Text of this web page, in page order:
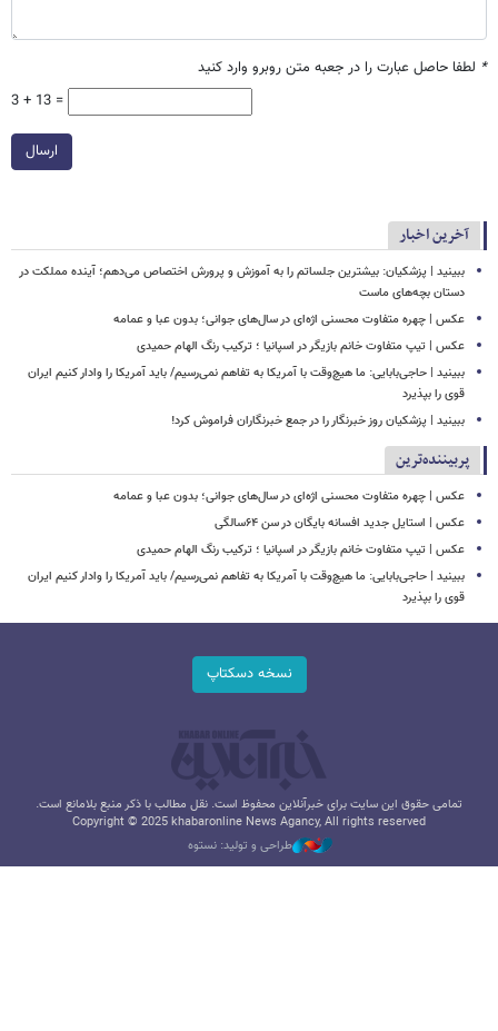
* لطفا حاصل عبارت را در جعبه متن روبرو وارد کنید
3 + 13 =
ارسال
آخرین اخبار
ببینید | پزشکیان: بیشترین جلساتم را به آموزش و پرورش اختصاص می‌دهم؛ آینده مملکت در
دستان بچه‌های ماست
عکس | چهره متفاوت محسنی اژه‌ای در سال‌های جوانی؛ بدون عبا و عمامه
عکس | تیپ متفاوت خانم بازیگر در اسپانیا ؛ ترکیب رنگ الهام حمیدی
ببینید | حاجی‌بابایی: ما هیچ‌وقت با آمریکا به تفاهم نمی‌رسیم/ باید آمریکا را وادار کنیم ایران
قوی را بپذیرد
ببینید | پزشکیان روز خبرنگار را در جمع خبرنگاران فراموش کرد!
پربیننده‌ترین
عکس | چهره متفاوت محسنی اژه‌ای در سال‌های جوانی؛ بدون عبا و عمامه
عکس | استایل جدید افسانه بایگان در سن ۶۴سالگی
عکس | تیپ متفاوت خانم بازیگر در اسپانیا ؛ ترکیب رنگ الهام حمیدی
ببینید | حاجی‌بابایی: ما هیچ‌وقت با آمریکا به تفاهم نمی‌رسیم/ باید آمریکا را وادار کنیم ایران
قوی را بپذیرد
نسخه دسکتاپ
تمامی حقوق این سایت برای خبرآنلاین محفوظ است. نقل مطالب با ذکر منبع بلامانع است.
Copyright © 2025 khabaronline News Agancy, All rights reserved
طراحی و تولید: نستوه